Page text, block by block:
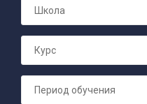
Школа
Курс
Период обучения